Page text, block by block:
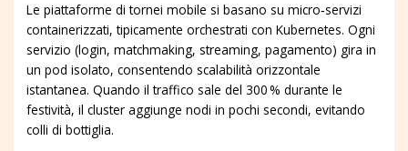
Le piattaforme di tornei mobile si basano su micro‑servizi
containerizzati, tipicamente orchestrati con Kubernetes. Ogni
servizio (login, matchmaking, streaming, pagamento) gira in
un pod isolato, consentendo scalabilità orizzontale
istantanea. Quando il traffico sale del 300 % durante le
festività, il cluster aggiunge nodi in pochi secondi, evitando
colli di bottiglia.